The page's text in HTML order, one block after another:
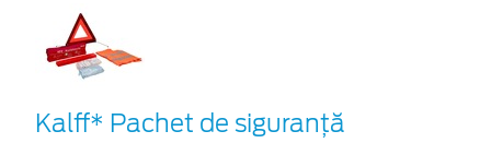
Kalff* Pachet de siguranţă